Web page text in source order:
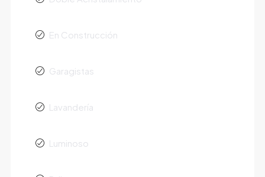
En Construcción
Garagistas
Lavandería
Luminoso